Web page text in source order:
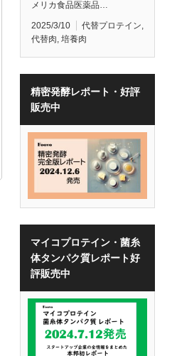
メリカ食品医薬品…
2025/3/10 代替プロテイン,
代替肉, 培養肉
精密発酵レポート・好評
販売中
マイコプロテイン・菌糸
体タンパク質レポート好
評販売中